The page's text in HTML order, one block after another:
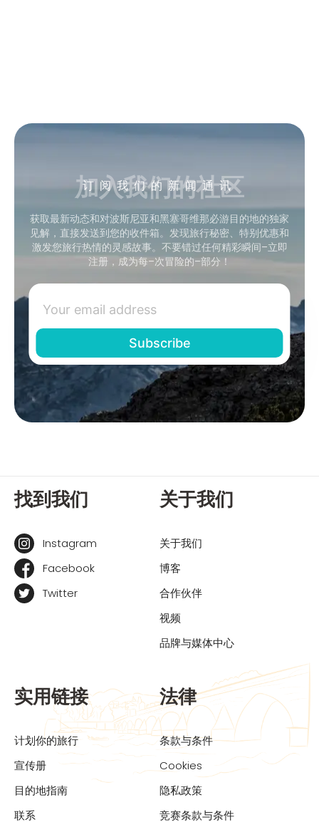
订阅我们的新闻通讯
加入我们的社区
获取最新动态和对波斯尼亚和黑塞哥维那必游目的地的独家
见解，直接发送到您的收件箱。发现旅行秘密、特别优惠和
激发您旅行热情的灵感故事。不要错过任何精彩瞬间–立即
注册，成为每–次冒险的–部分！
找到我们
Instagram
Facebook
Twitter
关于我们
关于我们
博客
合作伙伴
视频
品牌与媒体中心
实用链接
计划你的旅行
宣传册
目的地指南
联系
法律
条款与条件
Cookies
隐私政策
竞赛条款与条件